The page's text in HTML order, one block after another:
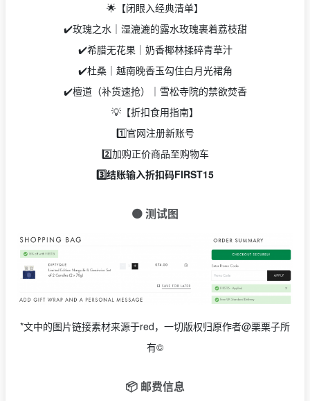
🌟【闭眼入经典清单】
✔️玫瑰之水｜湿漉漉的露水玫瑰裹着荔枝甜
✔️希腊无花果｜奶香椰林揉碎青草汁
✔️杜桑｜越南晚香玉勾住白月光裙角
✔️檀道（补货速抢）｜雪松寺院的禁欲焚香
💡【折扣食用指南】
1️⃣官网注册新账号
2️⃣加购正价商品至购物车
3️⃣结账输入折扣码FIRST15
🟠 测试图
*文中的图片链接素材来源于red，一切版权归原作者@栗栗子所
有©
📦 邮费信息